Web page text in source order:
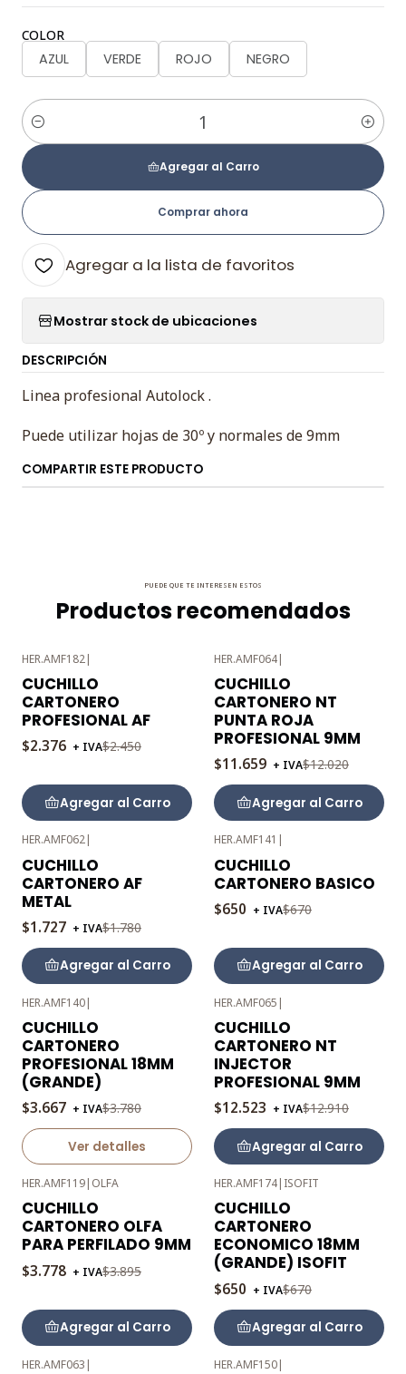
COLOR
AZUL VERDE ROJO NEGRO
Cantidad
Agregar al Carro
Comprar ahora
Agregar a la lista de favoritos
Mostrar stock de ubicaciones
DESCRIPCIÓN
Linea profesional Autolock .
Puede utilizar hojas de 30º y normales de 9mm
COMPARTIR ESTE PRODUCTO
PUEDE QUE TE INTERESEN ESTOS
Productos recomendados
-3%
OFF
HER.AMF182|
CUCHILLO
CARTONERO
PROFESIONAL AF
$2.376 + IVA$2.450
Agregar al Carro
-3%
OFF
HER.AMF064|
CUCHILLO
CARTONERO NT
PUNTA ROJA
PROFESIONAL 9MM
$11.659 + IVA$12.020
Agregar al Carro
-3%
OFF
HER.AMF062|
CUCHILLO
CARTONERO AF
METAL
$1.727 + IVA$1.780
Agregar al Carro
-3%
OFF
HER.AMF141 |
CUCHILLO
CARTONERO BASICO
$650 + IVA$670
Agregar al Carro
-3%
OFF
Agotado
HER.AMF140|
CUCHILLO
CARTONERO
PROFESIONAL 18MM
(GRANDE)
$3.667 + IVA$3.780
Ver detalles
-3%
OFF
HER.AMF065 |
CUCHILLO
CARTONERO NT
INJECTOR
PROFESIONAL 9MM
$12.523 + IVA$12.910
Agregar al Carro
-3%
OFF
HER.AMF119| OLFA
CUCHILLO
CARTONERO OLFA
PARA PERFILADO 9MM
$3.778 + IVA$3.895
Agregar al Carro
-3%
OFF
HER.AMF174| ISOFIT
CUCHILLO
CARTONERO
ECONOMICO 18MM
(GRANDE) ISOFIT
$650 + IVA$670
Agregar al Carro
HER.AMF063 | HER.AMF150|